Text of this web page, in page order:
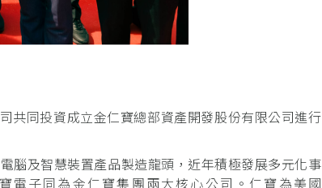
共同投資成立金仁寶總部資產開發股份有限公司進行
腦及智慧裝置產品製造龍頭，近年積極發展多元化事
電子同為金仁寶集團兩大核心公司。仁寶為美國